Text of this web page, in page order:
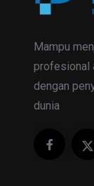
Mampu
profesional
dengan
dunia